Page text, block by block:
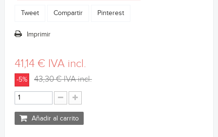
Tweet Compartir Pinterest
Imprimir
41,14 € IVA incl.
-5% 43,30 €IVA incl.
Añadir al carrito